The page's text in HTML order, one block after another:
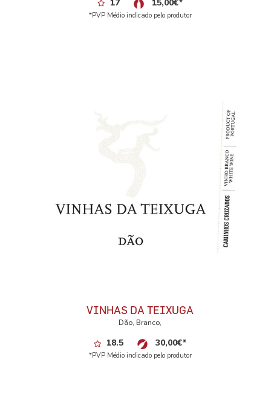
17 15,00€*
*PVP Médio indicado pelo produtor
VINHAS DA TEIXUGA
Dão, Branco,
18.5 30,00€*
*PVP Médio indicado pelo produtor